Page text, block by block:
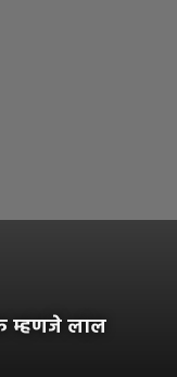
म्हणजे लाल